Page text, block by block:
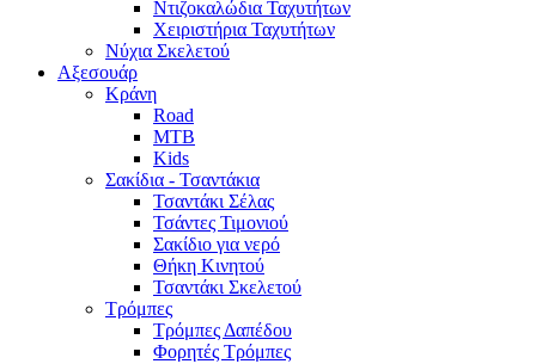
Ντιζοκαλώδια Ταχυτήτων
Χειριστήρια Ταχυτήτων
Νύχια Σκελετού
Αξεσουάρ
Κράνη
Road
MTB
Kids
Σακίδια - Τσαντάκια
Τσαντάκι Σέλας
Τσάντες Τιμονιού
Σακίδιο για νερό
Θήκη Κινητού
Τσαντάκι Σκελετού
Τρόμπες
Τρόμπες Δαπέδου
Φορητές Τρόμπες